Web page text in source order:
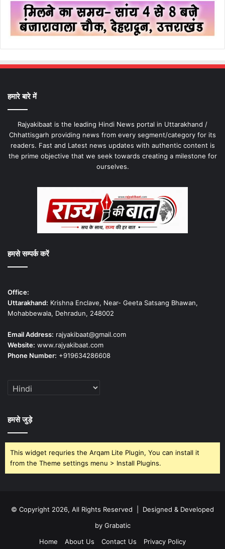
हमारे बारे में
Rajyakibaat is the leading Hindi News portal in Uttarakhand /
Chhattisgarh providing news from every segment/category for its
readers. Fast and Latest news updates with authentic content is
the prime objective that we seek towards creating a milestone for
ourselves.
हमसे सम्पर्क करें
Office:
Uttarakhand: Krishna Enclave, Near- Geeta Satsang Bhawan,
Mohabbewala, Dehradun, 248002
Email Address: rajyakibaat@gmail.com
Website: www.rajyakibaat.com
Phone Number: +919634286608
हमसे जुड़े
This widget requries the Arqam Lite Plugin, You can install it
from the Theme settings menu > Install Plugins.
© Copyright 2026, All Rights Reserved | Designed & Developed
by Grabatic
Home
About Us Contact Us Privacy Policy